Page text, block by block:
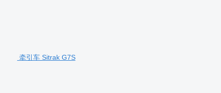
牵引车 Sitrak G7S